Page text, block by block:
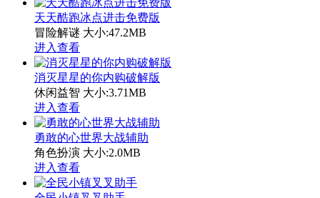
天天酷跑冰点进击免费版
冒险解谜 大小:47.2MB
进入查看
消灭星星的你内购破解版
休闲益智 大小:3.71MB
进入查看
勇敢的心世界大战辅助
角色扮演 大小:2.0MB
进入查看